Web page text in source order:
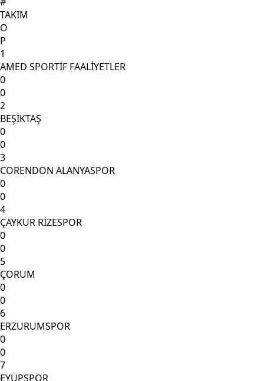
TAKIM
O
P
1
AMED SPORTİF FAALİYETLER
0
0
2
BEŞİKTAŞ
0
0
3
CORENDON ALANYASPOR
0
0
4
ÇAYKUR RİZESPOR
0
0
5
ÇORUM
0
0
6
ERZURUMSPOR
0
0
7
EYÜPSPOR